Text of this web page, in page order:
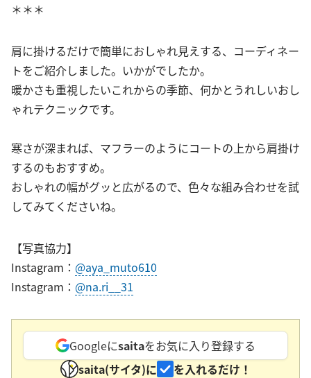
＊＊＊
肩に掛けるだけで簡単におしゃれ見えする、コーディネー
トをご紹介しました。いかがでしたか。
暖かさも重視したいこれからの季節、何かとうれしいおし
ゃれテクニックです。
寒さが深まれば、マフラーのようにコートの上から肩掛け
するのもおすすめ。
おしゃれの幅がグッと広がるので、色々な組み合わせを試
してみてくださいね。
【写真協力】
Instagram： @aya_muto610
Instagram： @na.ri__31
Googleにsaitaをお気に入り登録する
saita(サイタ)に
を入れるだけ！